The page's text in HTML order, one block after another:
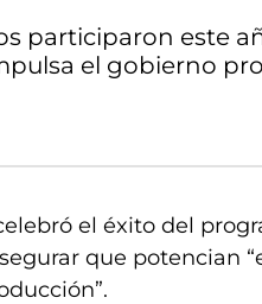
participaron este
el gobierno
el éxito del
que potencian